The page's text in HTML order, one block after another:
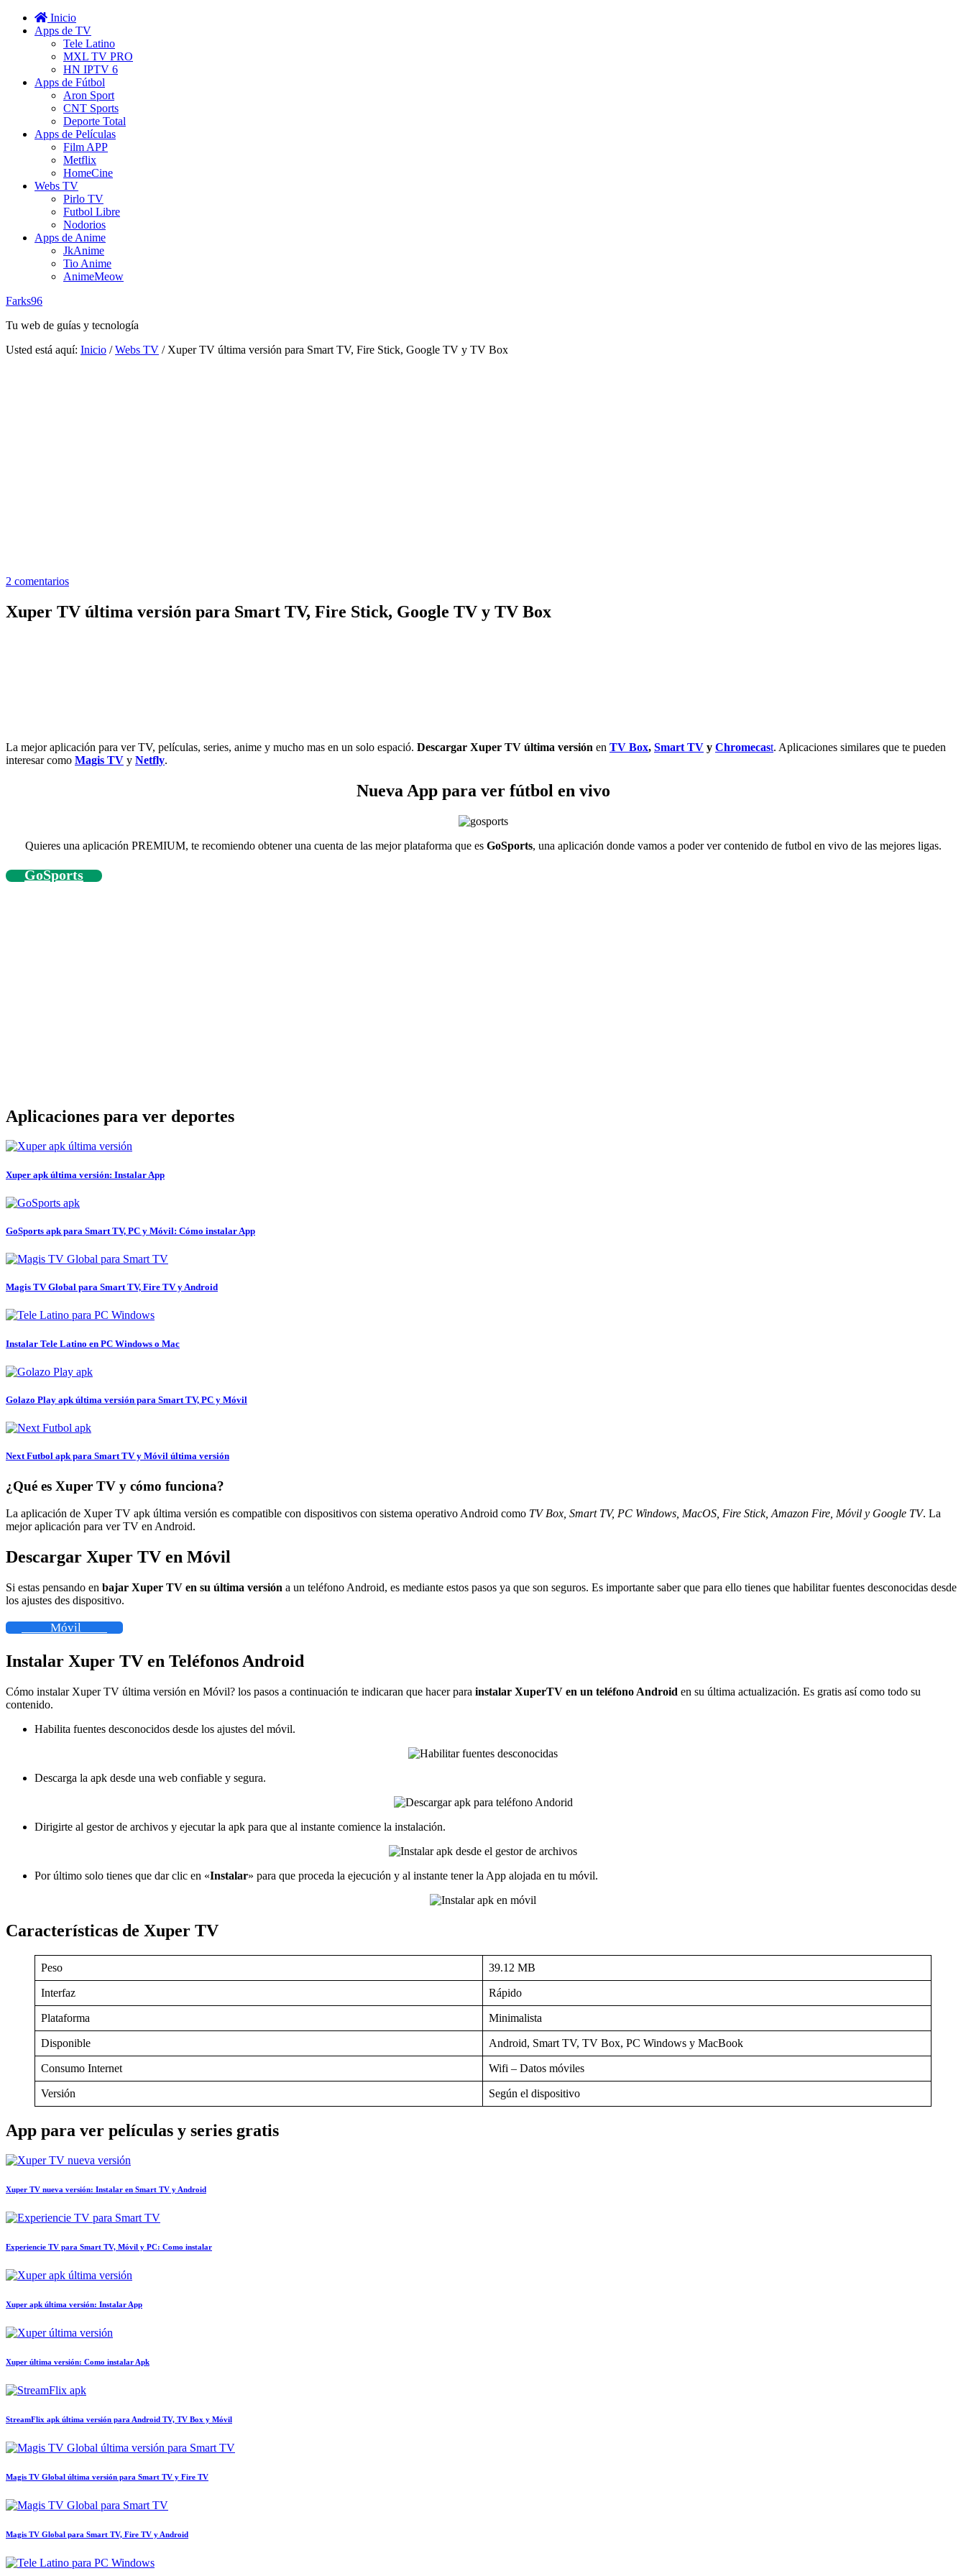
Inicio
Apps de TV
Tele Latino
MXL TV PRO
HN IPTV 6
Apps de Fútbol
Aron Sport
CNT Sports
Deporte Total
Apps de Películas
Film APP
Metflix
HomeCine
Webs TV
Pirlo TV
Futbol Libre
Nodorios
Apps de Anime
JkAnime
Tio Anime
AnimeMeow
Farks96
Tu web de guías y tecnología
Usted está aquí: Inicio / Webs TV /Xuper TV última versión para Smart TV, Fire Stick, Google TV y TV Box
2 comentarios
Xuper TV última versión para Smart TV, Fire Stick, Google TV y TV Box
La mejor aplicación para ver TV, películas, series, anime y mucho mas en un solo espació. Descargar Xuper TV última versión en TV Box, Smart TV y Chromecast. Aplicaciones similares que te pueden
interesar como Magis TV y Netfly.
Nueva App para ver fútbol en vivo
Quieres una aplicación PREMIUM, te recomiendo obtener una cuenta de las mejor plataforma que es GoSports, una aplicación donde vamos a poder ver contenido de futbol en vivo de las mejores ligas.
GoSports
Aplicaciones para ver deportes
Xuper apk última versión: Instalar App
GoSports apk para Smart TV, PC y Móvil: Cómo instalar App
Magis TV Global para Smart TV, Fire TV y Android
Instalar Tele Latino en PC Windows o Mac
Golazo Play apk última versión para Smart TV, PC y Móvil
Next Futbol apk para Smart TV y Móvil última versión
¿Qué es Xuper TV y cómo funciona?
La aplicación de Xuper TV apk última versión es compatible con dispositivos con sistema operativo Android como TV Box, Smart TV, PC Windows, MacOS, Fire Stick, Amazon Fire, Móvil y Google TV. La
mejor aplicación para ver TV en Android.
Descargar Xuper TV en Móvil
Si estas pensando en bajar Xuper TV en su última versión a un teléfono Android, es mediante estos pasos ya que son seguros. Es importante saber que para ello tienes que habilitar fuentes desconocidas desde
los ajustes des dispositivo.
Móvil
Instalar Xuper TV en Teléfonos Android
Cómo instalar Xuper TV última versión en Móvil? los pasos a continuación te indicaran que hacer para instalar XuperTV en un teléfono Android en su última actualización. Es gratis así como todo su
contenido.
Habilita fuentes desconocidos desde los ajustes del móvil.
Descarga la apk desde una web confiable y segura.
Dirigirte al gestor de archivos y ejecutar la apk para que al instante comience la instalación.
Por último solo tienes que dar clic en «Instalar» para que proceda la ejecución y al instante tener la App alojada en tu móvil.
Características de Xuper TV
Peso 39.12 MB
Interfaz Rápido
Plataforma Minimalista
Disponible Android, Smart TV, TV Box, PC Windows y MacBook
Consumo Internet Wifi – Datos móviles
Versión Según el dispositivo
App para ver películas y series gratis
Xuper TV nueva versión: Instalar en Smart TV y Android
Experiencie TV para Smart TV, Móvil y PC: Como instalar
Xuper apk última versión: Instalar App
Xuper última versión: Como instalar Apk
StreamFlix apk última versión para Android TV, TV Box y Móvil
Magis TV Global última versión para Smart TV y Fire TV
Magis TV Global para Smart TV, Fire TV y Android